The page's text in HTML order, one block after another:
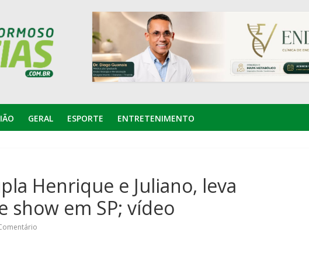
GERAL ESPORTE ENTRETENIMENTO
Henrique e Juliano, leva
show em SP; vídeo